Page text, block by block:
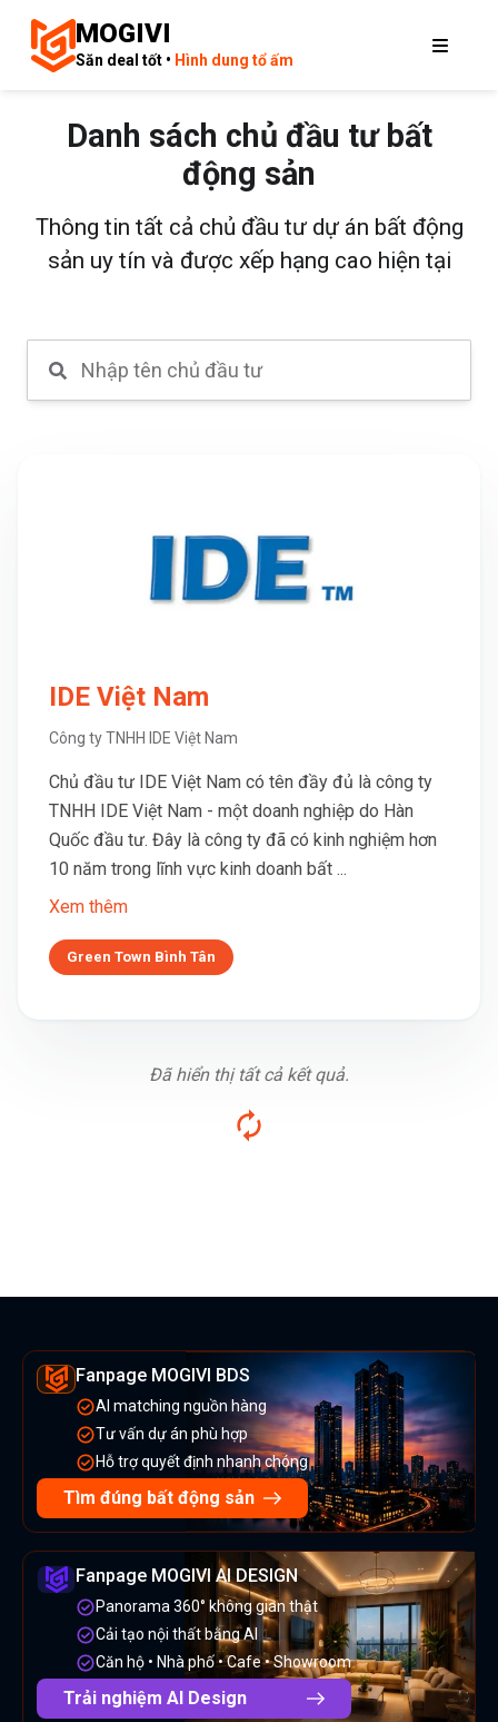
MOGIVI
Săn deal tốt • Hình dung tổ ấm
Danh sách chủ đầu tư bất
động sản
Thông tin tất cả chủ đầu tư dự án bất động
sản uy tín và được xếp hạng cao hiện tại
IDE Việt Nam
Công ty TNHH IDE Việt Nam
Chủ đầu tư IDE Việt Nam có tên đầy đủ là công ty
TNHH IDE Việt Nam - một doanh nghiệp do Hàn
Quốc đầu tư. Đây là công ty đã có kinh nghiệm hơn
10 năm trong lĩnh vực kinh doanh bất ...
Xem thêm
Green Town Bình Tân
Đã hiển thị tất cả kết quả.
Fanpage MOGIVI BDS
AI matching nguồn hàng
Tư vấn dự án phù hợp
Hỗ trợ quyết định nhanh chóng
Tìm đúng bất động sản
Fanpage MOGIVI AI DESIGN
Panorama 360° không gian thật
Cải tạo nội thất bằng AI
Căn hộ • Nhà phố • Cafe • Showroom
Trải nghiệm AI Design